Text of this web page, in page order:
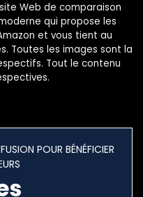
Web de comparaison
qui propose les
et vous tient au
Toutes les images sont la
Tout le contenu
POUR BÉNÉFICIER